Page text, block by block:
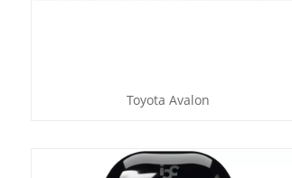
Toyota Avalon